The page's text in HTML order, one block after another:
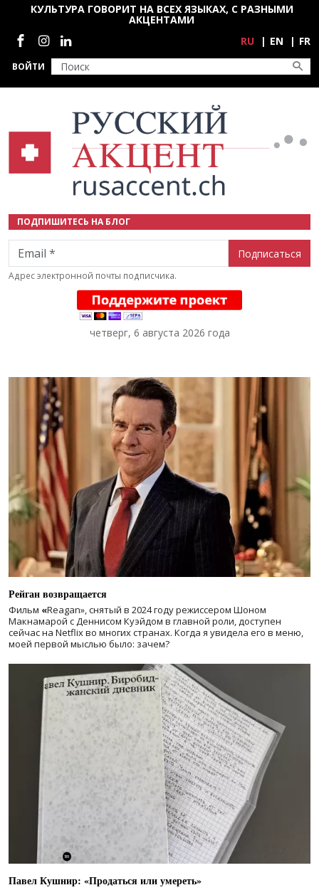
Перейти к основному содержанию
ВОЙТИ
КУЛЬТУРА ГОВОРИТ НА ВСЕХ ЯЗЫКАХ, С РАЗНЫМИ
АКЦЕНТАМИ
Социальные сети
RU EN FR
ПОДПИШИТЕСЬ НА БЛОГ
Email
Адрес электронной почты подписчика.
четверг, 6 августа 2026 года
Рейган возвращается
Фильм «Reagan», снятый в 2024 годурежиссером Шоном
Макнамарой с Деннисом Куэйдом в главной роли, доступен
сейчас на Netflix во многих странах. Когда я увидела его в меню,
моей первой мыслью было: зачем?
Павел Кушнир: «Продаться или умереть»